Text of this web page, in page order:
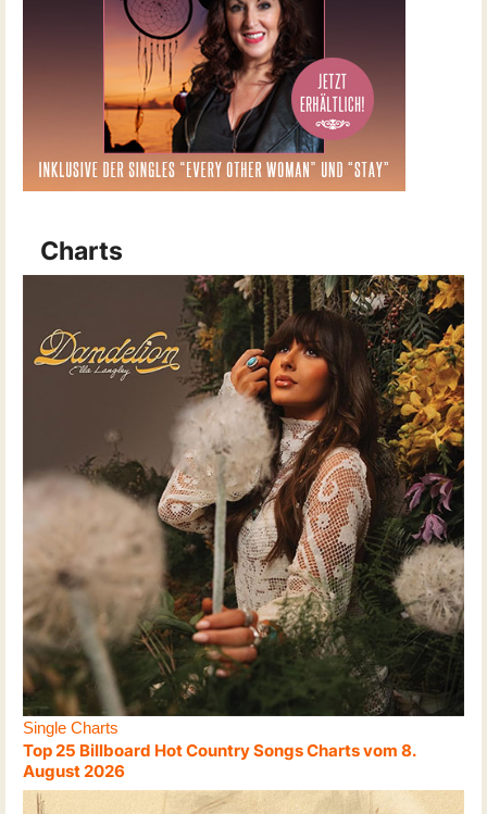
Charts
Single Charts
Top 25 Billboard Hot Country Songs Charts vom 8.
August 2026